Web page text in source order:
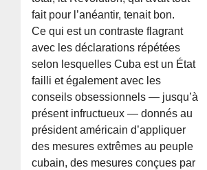
fait pour l’anéantir, tenait bon.
Ce qui est un contraste flagrant
avec les déclarations répétées
selon lesquelles Cuba est un État
failli et également avec les
conseils obsessionnels — jusqu’à
présent infructueux — donnés au
président américain d’appliquer
des mesures extrêmes au peuple
cubain, des mesures conçues par